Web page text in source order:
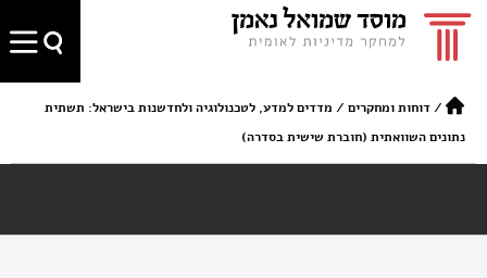
/דוחות ומחקרים / מדדים למדע, לטכנולוגיה ולחדשנות בישראל: תשתית
נתונים השוואתית (חוברת שישית בסדרה)